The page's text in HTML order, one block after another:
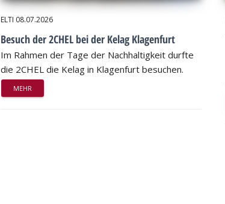
ELTI 08.07.2026
Besuch der 2CHEL bei der Kelag Klagenfurt
Im Rahmen der Tage der Nachhaltigkeit durfte
die 2CHEL die Kelag in Klagenfurt besuchen.
MEHR